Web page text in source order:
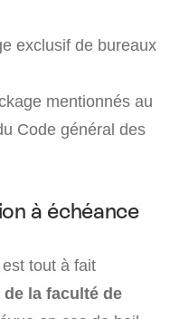
exclusif de bureaux
mentionnés au
Code général des
à échéance
tout à fait
la faculté de